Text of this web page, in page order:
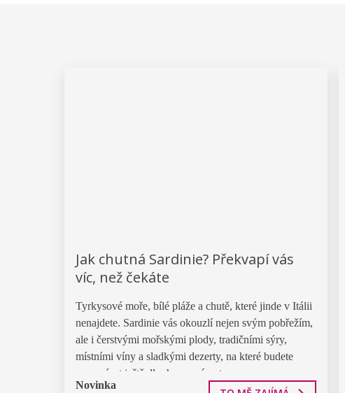
Jak chutná Sardinie? Překvapí vás
víc, než čekáte
Tyrkysové moře, bílé pláže a chutě, které jinde v Itálii
nenajdete. Sardinie vás okouzlí nejen svým pobřežím,
ale i čerstvými mořskými plody, tradičními sýry,
místními víny a sladkými dezerty, na které budete
vzpomínat ještě dlouho po návratu.
Novinka